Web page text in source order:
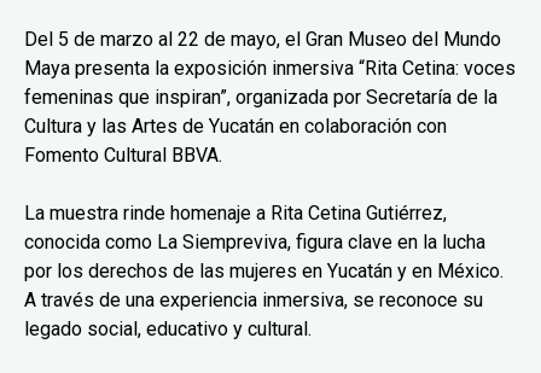
Del 5 de marzo al 22 de mayo, el Gran Museo del Mundo
Maya presenta la exposición inmersiva “Rita Cetina: voces
femeninas que inspiran”, organizada por Secretaría de la
Cultura y las Artes de Yucatán en colaboración con
Fomento Cultural BBVA.
La muestra rinde homenaje a Rita Cetina Gutiérrez,
conocida como La Siempreviva, figura clave en la lucha
por los derechos de las mujeres en Yucatán y en México.
A través de una experiencia inmersiva, se reconoce su
legado social, educativo y cultural.